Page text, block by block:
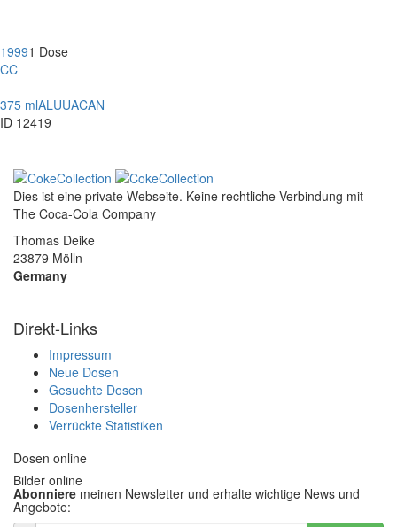
19991 Dose
CC
375 mlALUUACAN
ID 12419
Dies ist eine private Webseite. Keine rechtliche Verbindung mit
The Coca-Cola Company
Thomas Deike
23879 Mölln
Germany
Direkt-Links
Impressum
Neue Dosen
Gesuchte Dosen
Dosenhersteller
Verrückte Statistiken
Dosen online
Bilder online
Abonniere meinen Newsletter und erhalte wichtige News und
Angebote: